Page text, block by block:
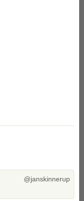
@janskinnerup